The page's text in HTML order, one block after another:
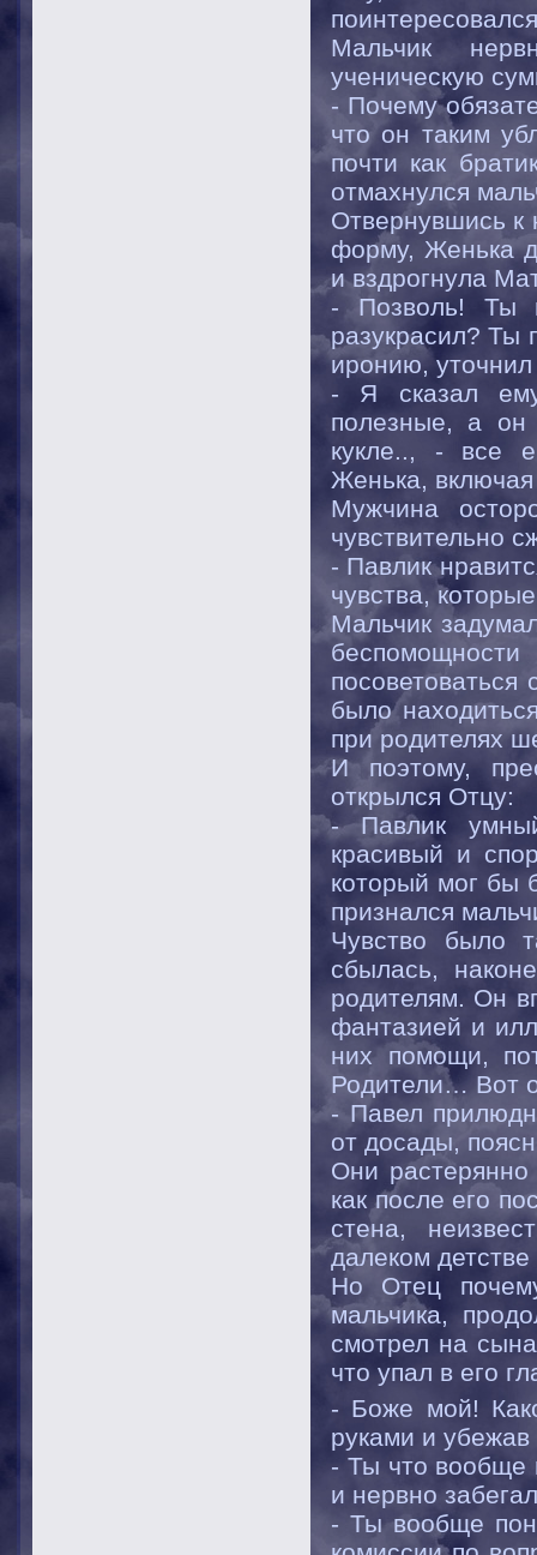
Мальчик
ученическую
- Почему
что он таким
почти как
отмахнулся
Отвернувшись к
форму, Женька
и вздрогнула
- Позволь! Ты
разукрасил? Ты
иронию,
- Я сказал
полезные, а он
кукле.., - все
Женька,
Мужчина
чувствительно
- Павлик
чувства,
Мальчик
было
при родителях
И поэтому,
открылся Отцу:
- Павлик
красивый и
который мог бы
признался
Чувство было
сбылась,
родителям. Он
фантазией и
них помощи,
Родители… Вот
- Павел
от досады,
Они растерянно
как после его
стена,
далеком
Но Отец
мальчика,
смотрел на
что упал в его
- Боже мой!
руками и
- Ты что вообще
и нервно
- Ты вообще